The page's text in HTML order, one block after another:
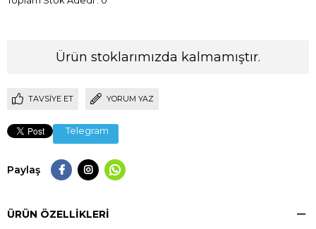
Ürün stoklarımızda kalmamıştır.
TAVSIYE ET YORUM YAZ
Telegram
Paylaş
ÜRÜN ÖZELLIKLERI